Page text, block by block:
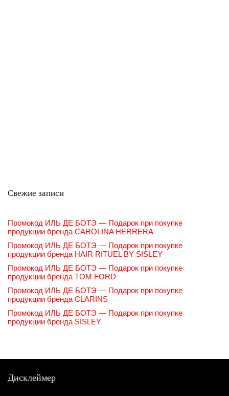
Свежие записи
Промокод ИЛЬ ДЕ БОТЭ — Подарок при покупке
продукции бренда CAROLINA HERRERA
Промокод ИЛЬ ДЕ БОТЭ — Подарок при покупке
продукции бренда HAIR RITUEL BY SISLEY
Промокод ИЛЬ ДЕ БОТЭ — Подарок при покупке
продукции бренда TOM FORD
Промокод ИЛЬ ДЕ БОТЭ — Подарок при покупке
продукции бренда CLARINS
Промокод ИЛЬ ДЕ БОТЭ — Подарок при покупке
продукции бренда SISLEY
Дисклеймер